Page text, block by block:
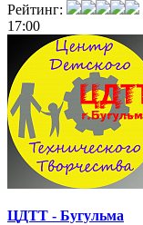
Рейтинг:
17:00
ЦДТТ - Бугульма